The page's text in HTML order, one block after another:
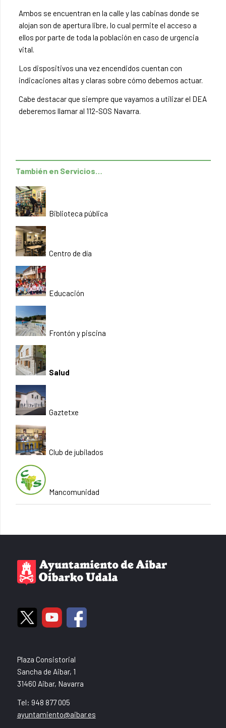
Ambos se encuentran en la calle y las cabinas donde se
alojan son de apertura libre, lo cual permite el acceso a
ellos por parte de toda la población en caso de urgencia
vital.
Los dispositivos una vez encendidos cuentan con
indicaciones altas y claras sobre cómo debemos actuar.
Cabe destacar que siempre que vayamos a utilizar el DEA
deberemos llamar al 112-SOS Navarra.
También en Servicios…
Biblioteca pública
Centro de día
Educación
Frontón y piscina
Salud
Gaztetxe
Club de jubilados
Mancomunidad
Plaza Consistorial
Sancha de Aibar, 1
31460 Aibar, Navarra
Tel: 948 877 005
ayuntamiento@aibar.es